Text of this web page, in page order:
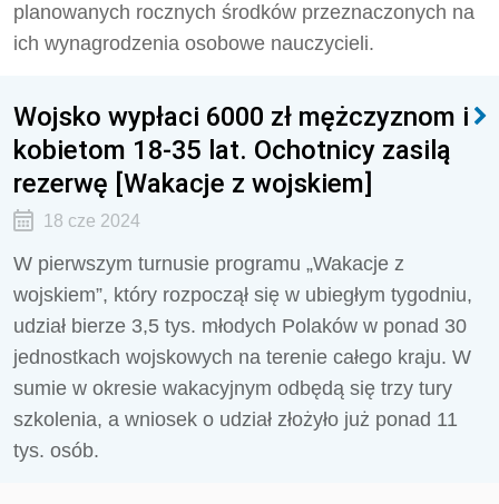
planowanych rocznych środków przeznaczonych na
ich wynagrodzenia osobowe nauczycieli.
Wojsko wypłaci 6000 zł mężczyznom i
kobietom 18-35 lat. Ochotnicy zasilą
rezerwę [Wakacje z wojskiem]
18 cze 2024
W pierwszym turnusie programu „Wakacje z
wojskiem”, który rozpoczął się w ubiegłym tygodniu,
udział bierze 3,5 tys. młodych Polaków w ponad 30
jednostkach wojskowych na terenie całego kraju. W
sumie w okresie wakacyjnym odbędą się trzy tury
szkolenia, a wniosek o udział złożyło już ponad 11
tys. osób.